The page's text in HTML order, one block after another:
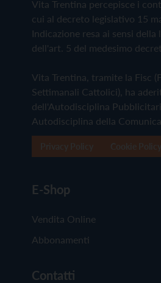
Vita Trentina percepisce i
cui al decreto legislativo 15
Indicazione resa ai sensi
dell'art. 5 del medesimo
Vita Trentina, tramite la Fisc
Settimanali Cattolici), ha
dell'Autodisciplina
Autodisciplina della
E-Shop
Vendita Online
Abbonamenti
Contatti